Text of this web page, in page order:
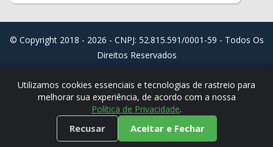
© Copyright 2018 - 2026 - CNPJ: 52.815.591/0001-59 - Todos Os
Direitos Reservados
Utilizamos cookies essenciais e tecnologias de rastreio para
melhorar sua experiência, de acordo com a nossa
Política de Privacidade.
Recusar Aceitar e Fechar